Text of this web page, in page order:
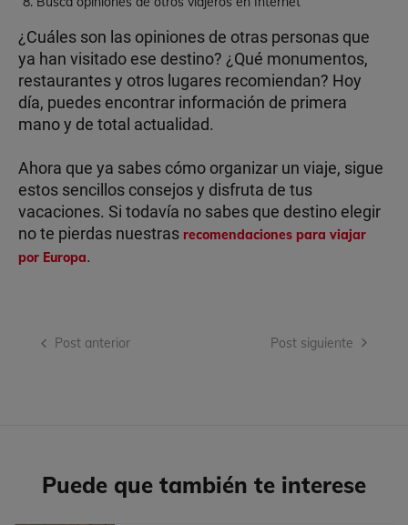
¿Cuáles son las opiniones de otras personas que
ya han visitado ese destino? ¿Qué monumentos,
restaurantes y otros lugares recomiendan? Hoy
día, puedes encontrar información de primera
mano y de total actualidad.
Ahora que ya sabes cómo organizar un viaje, sigue
estos sencillos consejos y disfruta de tus
vacaciones. Si todavía no sabes que destino elegir
no te pierdas nuestras recomendaciones para viajar
por Europa.
Navegación
Post anterior Post siguiente
Puede que también te interese